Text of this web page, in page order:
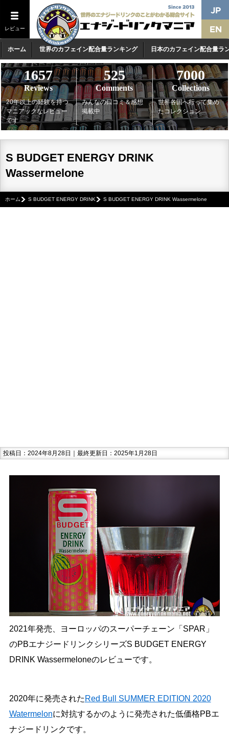
レビュー
ホーム 世界のカフェイン配合量ランキング 日本のカフェイン配合量ラ
1657
Reviews
20年以上の経験を持つ
マニアックなレビュー
です
525
Comments
みんなの口コミ＆感想
掲載中
7000
Collections
世界各国へ行って集め
たコレクション
S BUDGET ENERGY DRINK
Wassermelone
ホーム S BUDGET ENERGY DRINK S BUDGET ENERGY DRINK Wassermelone
投稿日：2024年8月28日｜最終更新日：2025年1月28日
2021年発売、ヨーロッパのスーパーチェーン「SPAR」
のPBエナジードリンクシリーズS BUDGET ENERGY
DRINK Wassermeloneのレビューです。
2020年に発売された Red Bull SUMMER EDITION 2020
Watermelonに対抗するかのように発売された低価格PBエ
ナジードリンクです。